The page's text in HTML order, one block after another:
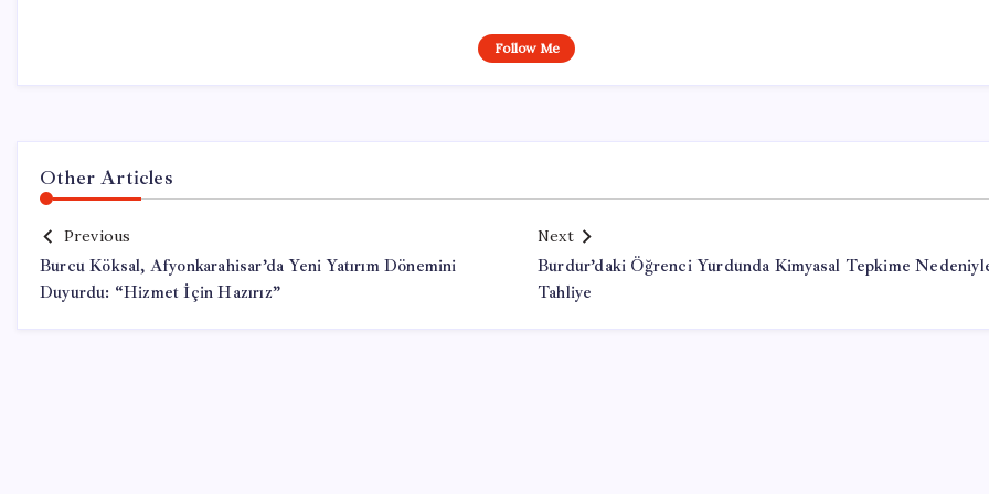
Follow Me
Other Articles
Previous
Burcu Köksal, Afyonkarahisar’da Yeni Yatırım Dönemini
Duyurdu: “Hizmet İçin Hazırız”
Next
Burdur’daki Öğrenci Yurdunda Kimyasal Tepkime
Tahliye